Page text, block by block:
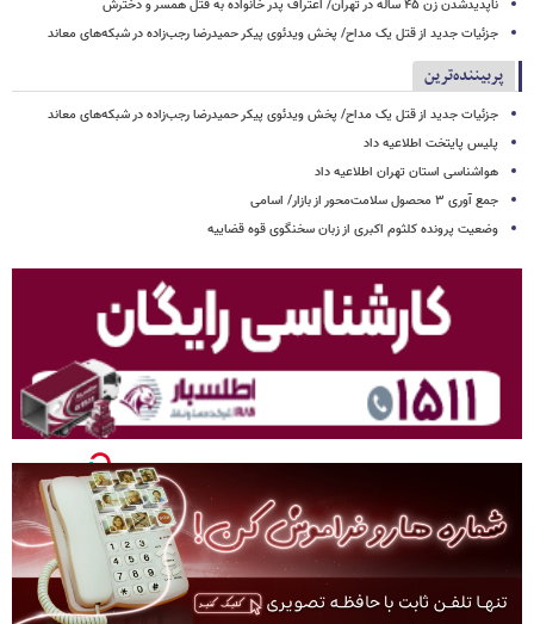
ناپدیدشدن زن ۴۵ ساله در تهران/ اعتراف پدر خانواده به قتل همسر و دخترش
جزئیات جدید از قتل یک مداح/ پخش ویدئوی پیکر حمیدرضا رجب‌زاده در شبکه‌های معاند
پربیننده‌ترین
جزئیات جدید از قتل یک مداح/ پخش ویدئوی پیکر حمیدرضا رجب‌زاده در شبکه‌های معاند
پلیس پایتخت اطلاعیه داد
هواشناسی استان تهران اطلاعیه داد
جمع آوری ۳ محصول سلامت‌محور از بازار/ اسامی
وضعیت پرونده کلثوم اکبری از زبان سخنگوی قوه قضاییه